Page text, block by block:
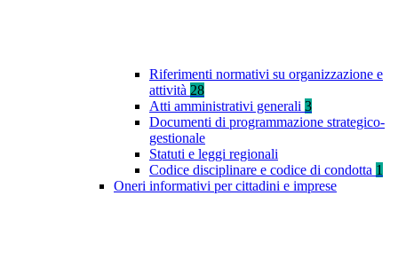
Riferimenti normativi su organizzazione e
attività 28
Atti amministrativi generali 3
Documenti di programmazione strategico-
gestionale
Statuti e leggi regionali
Codice disciplinare e codice di condotta 1
Oneri informativi per cittadini e imprese